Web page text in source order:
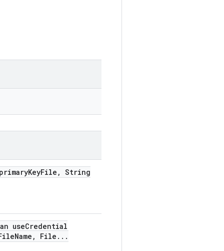
KeyFile , String
useCredential
Name , File . . .